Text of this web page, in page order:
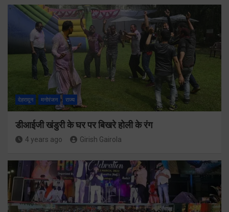
देहरादून मनोरंजन राज्य
डीआईजी खंडुरी के घर पर बिखरे होली के रंग
4 years ago Girish Gairola